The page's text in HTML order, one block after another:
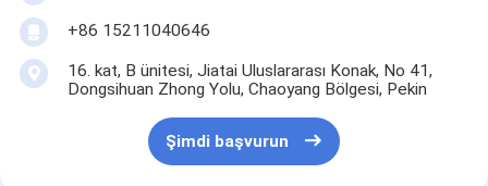
+86 15211040646
16. kat, B ünitesi, Jiatai Uluslararası Konak, No 41,
Dongsihuan Zhong Yolu, Chaoyang Bölgesi, Pekin
Şimdi başvurun